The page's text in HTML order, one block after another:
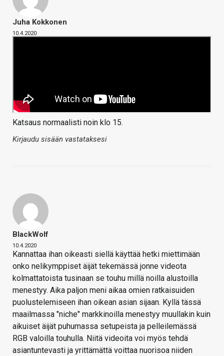
Juha Kokkonen
10.4.2020
Katsaus normaalisti noin klo 15.
Kirjaudu sisään vastataksesi
BlackWolf
10.4.2020
Kannattaa ihan oikeasti siellä käyttää hetki miettimään
onko nelikymppiset äijät tekemässä jonne videota
kolmattatoista tusinaan se touhu millä noilla alustoilla
menestyy. Aika paljon meni aikaa omien ratkaisuiden
puolustelemiseen ihan oikean asian sijaan. Kyllä tässä
maailmassa "niche" markkinoilla menestyy muullakin kuin
aikuiset äijät puhumassa setupeista ja pelleilemässä
RGB valoilla touhulla. Niitä videoita voi myös tehdä
asiantuntevasti ja yrittämättä voittaa nuorisoa niiden